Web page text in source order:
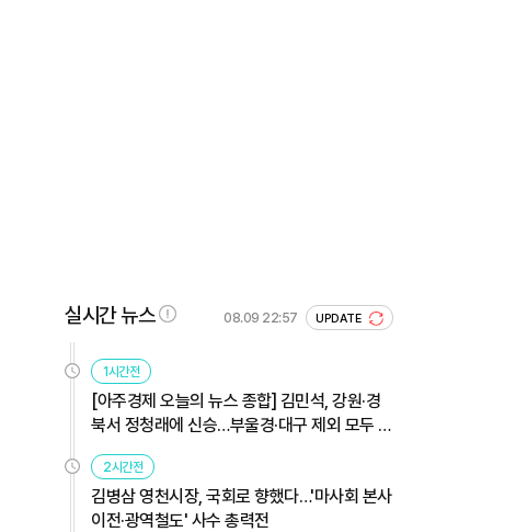
실시간 뉴스 08.09 22:57 UPDATE
1시간전
[아주경제 오늘의 뉴스 종합] 김민석, 강원·경
북서 정청래에 신승…부울경·대구 제외 모두 웃
었다 外
2시간전
김병삼 영천시장, 국회로 향했다…'마사회 본사
이전·광역철도' 사수 총력전